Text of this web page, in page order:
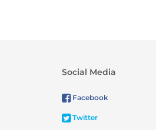
Social Media
Facebook
Twitter